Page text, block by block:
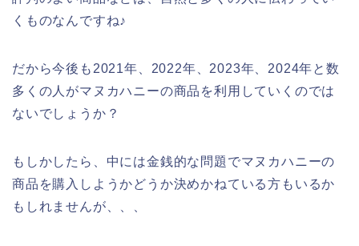
くものなんですね♪
だから今後も2021年、2022年、2023年、2024年と数
多くの人がマヌカハニーの商品を利用していくのでは
ないでしょうか？
もしかしたら、中には金銭的な問題でマヌカハニーの
商品を購入しようかどうか決めかねている方もいるか
もしれませんが、、、